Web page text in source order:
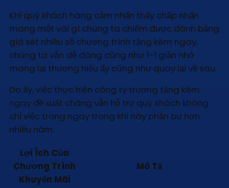
Khi quý khách hàng cảm nhấn thấy chấp nhấn
mang một vài gì chúng ta chiếm được đánh bảng
giá xét nhiều số chương trình tặng kèm ngay,
chúng ta vẫn dễ dàng cũng như 1-1 giản nhớ
mang lại thương hiệu ấy cũng như quay lại về sau.
Do ấy, việc thực hiện công ty trương tặng kèm
ngay đề xuất chăng vẫn hỗ trợ quý khách không
chỉ việc trong ngay trong khi này phần bự hơn
nhiều năm.
Lợi Ích Của
Chương Trình
Khuyến Mãi
Mô Tả